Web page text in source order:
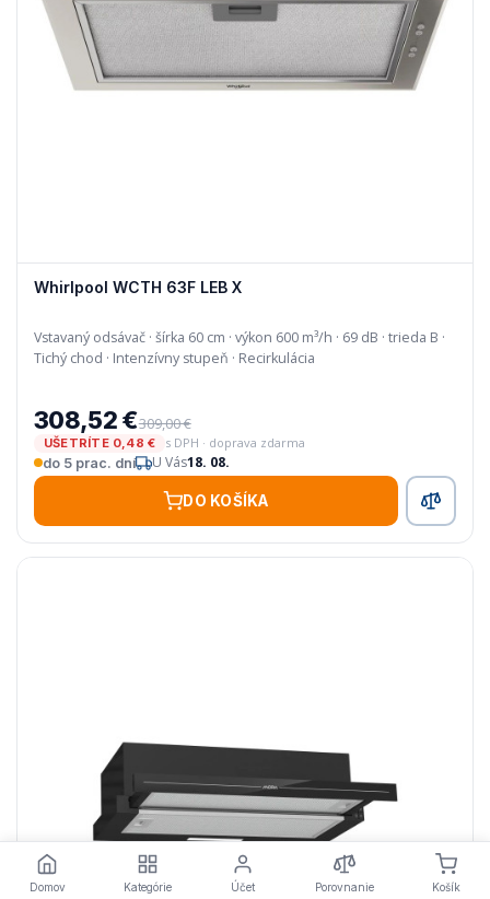
Domov Kategórie Účet Porovnanie Košík
Whirlpool WCTH 63F LEB X
Vstavaný odsávač · šírka 60 cm · výkon 600 m³/h · 69 dB · trieda B ·
Tichý chod · Intenzívny stupeň · Recirkulácia
308,52 €309,00 €
UŠETRÍTE 0,48 €
s DPH · doprava zdarma
do 5 prac. dní
U Vás18. 08.
DO KOŠÍKA